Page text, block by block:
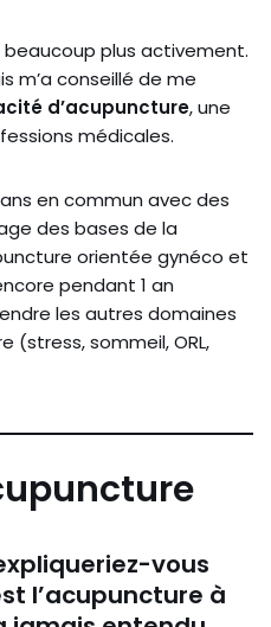
beaucoup plus activement.
m’a conseillé de me
d’acupuncture, une
médicales.
en commun avec des
des bases de la
orientée gynéco et
pendant 1 an
les autres domaines
(stress, sommeil, ORL,
vous
l’acupuncture à